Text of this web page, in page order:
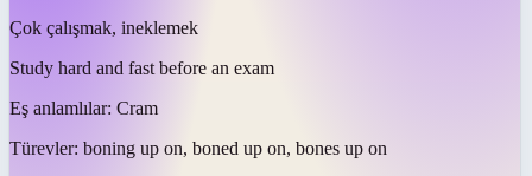
Çok çalışmak, ineklemek
Study hard and fast before an exam
Eş anlamlılar: Cram
Türevler: boning up on, boned up on, bones up on